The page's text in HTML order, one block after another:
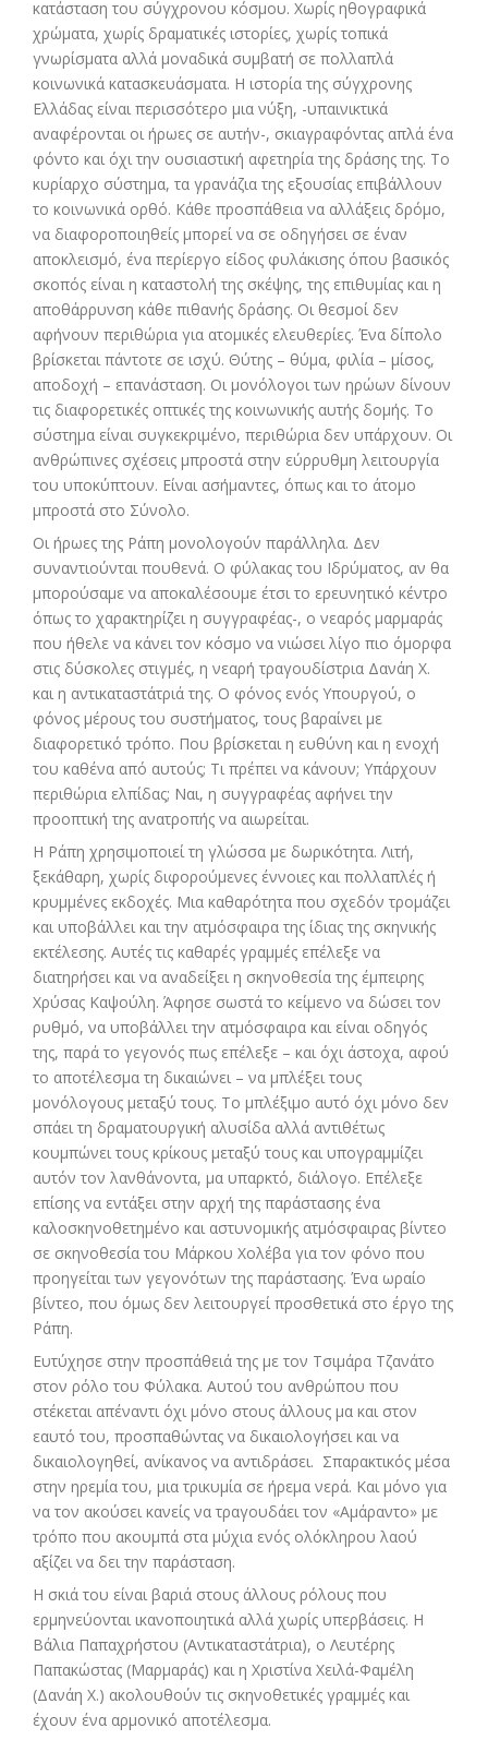
κατάσταση του σύγχρονου κόσμου. Χωρίς ηθογραφικά
χρώματα, χωρίς δραματικές ιστορίες, χωρίς τοπικά
γνωρίσματα αλλά μοναδικά συμβατή σε πολλαπλά
κοινωνικά κατασκευάσματα. Η ιστορία της σύγχρονης
Ελλάδας είναι περισσότερο μια νύξη, -υπαινικτικά
αναφέρονται οι ήρωες σε αυτήν-, σκιαγραφόντας απλά ένα
φόντο και όχι την ουσιαστική αφετηρία της δράσης της. Το
κυρίαρχο σύστημα, τα γρανάζια της εξουσίας επιβάλλουν
το κοινωνικά ορθό. Κάθε προσπάθεια να αλλάξεις δρόμο,
να διαφοροποιηθείς μπορεί να σε οδηγήσει σε έναν
αποκλεισμό, ένα περίεργο είδος φυλάκισης όπου βασικός
σκοπός είναι η καταστολή της σκέψης, της επιθυμίας και η
αποθάρρυνση κάθε πιθανής δράσης. Οι θεσμοί δεν
αφήνουν περιθώρια για ατομικές ελευθερίες. Ένα δίπολο
βρίσκεται πάντοτε σε ισχύ. Θύτης – θύμα, φιλία – μίσος,
αποδοχή – επανάσταση. Οι μονόλογοι των ηρώων δίνουν
τις διαφορετικές οπτικές της κοινωνικής αυτής δομής. Το
σύστημα είναι συγκεκριμένο, περιθώρια δεν υπάρχουν. Οι
ανθρώπινες σχέσεις μπροστά στην εύρρυθμη λειτουργία
του υποκύπτουν. Είναι ασήμαντες, όπως και το άτομο
μπροστά στο Σύνολο.
Οι ήρωες της Ράπη μονολογούν παράλληλα. Δεν
συναντιούνται πουθενά. Ο φύλακας του Ιδρύματος, αν θα
μπορούσαμε να αποκαλέσουμε έτσι το ερευνητικό κέντρο
όπως το χαρακτηρίζει η συγγραφέας-, ο νεαρός μαρμαράς
που ήθελε να κάνει τον κόσμο να νιώσει λίγο πιο όμορφα
στις δύσκολες στιγμές, η νεαρή τραγουδίστρια Δανάη Χ.
και η αντικαταστάτριά της. Ο φόνος ενός Υπουργού, ο
φόνος μέρους του συστήματος, τους βαραίνει με
διαφορετικό τρόπο. Που βρίσκεται η ευθύνη και η ενοχή
του καθένα από αυτούς; Τι πρέπει να κάνουν; Υπάρχουν
περιθώρια ελπίδας; Ναι, η συγγραφέας αφήνει την
προοπτική της ανατροπής να αιωρείται.
Η Ράπη χρησιμοποιεί τη γλώσσα με δωρικότητα. Λιτή,
ξεκάθαρη, χωρίς διφορούμενες έννοιες και πολλαπλές ή
κρυμμένες εκδοχές. Μια καθαρότητα που σχεδόν τρομάζει
και υποβάλλει και την ατμόσφαιρα της ίδιας της σκηνικής
εκτέλεσης. Αυτές τις καθαρές γραμμές επέλεξε να
διατηρήσει και να αναδείξει η σκηνοθεσία της έμπειρης
Χρύσας Καψούλη. Άφησε σωστά το κείμενο να δώσει τον
ρυθμό, να υποβάλλει την ατμόσφαιρα και είναι οδηγός
της, παρά το γεγονός πως επέλεξε – και όχι άστοχα, αφού
το αποτέλεσμα τη δικαιώνει – να μπλέξει τους
μονόλογους μεταξύ τους. Το μπλέξιμο αυτό όχι μόνο δεν
σπάει τη δραματουργική αλυσίδα αλλά αντιθέτως
κουμπώνει τους κρίκους μεταξύ τους και υπογραμμίζει
αυτόν τον λανθάνοντα, μα υπαρκτό, διάλογο. Επέλεξε
επίσης να εντάξει στην αρχή της παράστασης ένα
καλοσκηνοθετημένο και αστυνομικής ατμόσφαιρας βίντεο
σε σκηνοθεσία του Μάρκου Χολέβα για τον φόνο που
προηγείται των γεγονότων της παράστασης. Ένα ωραίο
βίντεο, που όμως δεν λειτουργεί προσθετικά στο έργο της
Ράπη.
Ευτύχησε στην προσπάθειά της με τον Τσιμάρα Τζανάτο
στον ρόλο του Φύλακα. Αυτού του ανθρώπου που
στέκεται απέναντι όχι μόνο στους άλλους μα και στον
εαυτό του, προσπαθώντας να δικαιολογήσει και να
δικαιολογηθεί, ανίκανος να αντιδράσει. Σπαρακτικός μέσα
στην ηρεμία του, μια τρικυμία σε ήρεμα νερά. Και μόνο για
να τον ακούσει κανείς να τραγουδάει τον «Αμάραντο» με
τρόπο που ακουμπά στα μύχια ενός ολόκληρου λαού
αξίζει να δει την παράσταση.
Η σκιά του είναι βαριά στους άλλους ρόλους που
ερμηνεύονται ικανοποιητικά αλλά χωρίς υπερβάσεις. Η
Βάλια Παπαχρήστου (Αντικαταστάτρια), ο Λευτέρης
Παπακώστας (Μαρμαράς) και η Χριστίνα Χειλά-Φαμέλη
(Δανάη Χ.) ακολουθούν τις σκηνοθετικές γραμμές και
έχουν ένα αρμονικό αποτέλεσμα.